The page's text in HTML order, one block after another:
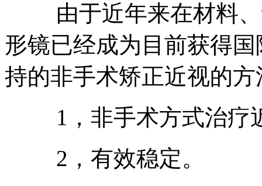
由于近年来在材料、
形镜已经成为目前获得
持的非手术矫正近视的
1，非手术方式治疗
2，有效稳定。